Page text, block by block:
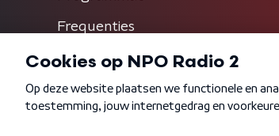
Frequenties
Algemene voorwaarden Privacybeleid